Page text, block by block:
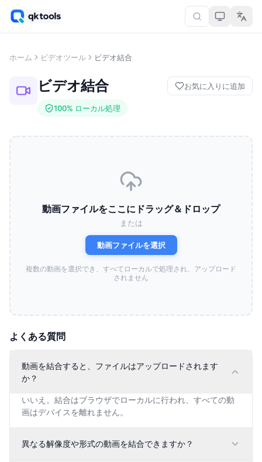
ホーム ビデオツール ビデオ結合
ビデオ結合
100% ローカル処理
お気に入りに追加
動画ファイルをここにドラッグ＆ドロップ
または
動画ファイルを選択
複数の動画を選択でき、すべてローカルで処理され、アップロード
されません
よくある質問
動画を結合すると、ファイルはアップロードされます
か？
いいえ。結合はブラウザでローカルに行われ、すべての動
画はデバイスを離れません。
異なる解像度や形式の動画を結合できますか？